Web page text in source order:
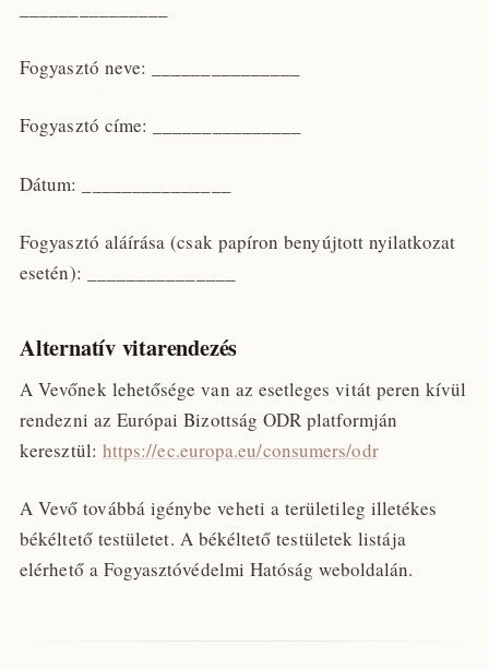
Fogyasztó neve: _______________
Fogyasztó címe: _______________
Dátum: _______________
Fogyasztó aláírása (csak papíron benyújtott nyilatkozat
esetén): _______________
Alternatív vitarendezés
A Vevőnek lehetősége van az esetleges vitát peren kívül
rendezni az Európai Bizottság ODR platformján
keresztül: https://ec.europa.eu/consumers/odr
A Vevő továbbá igénybe veheti a területileg illetékes
békéltető testületet. A békéltető testületek listája
elérhető a Fogyasztóvédelmi Hatóság weboldalán.